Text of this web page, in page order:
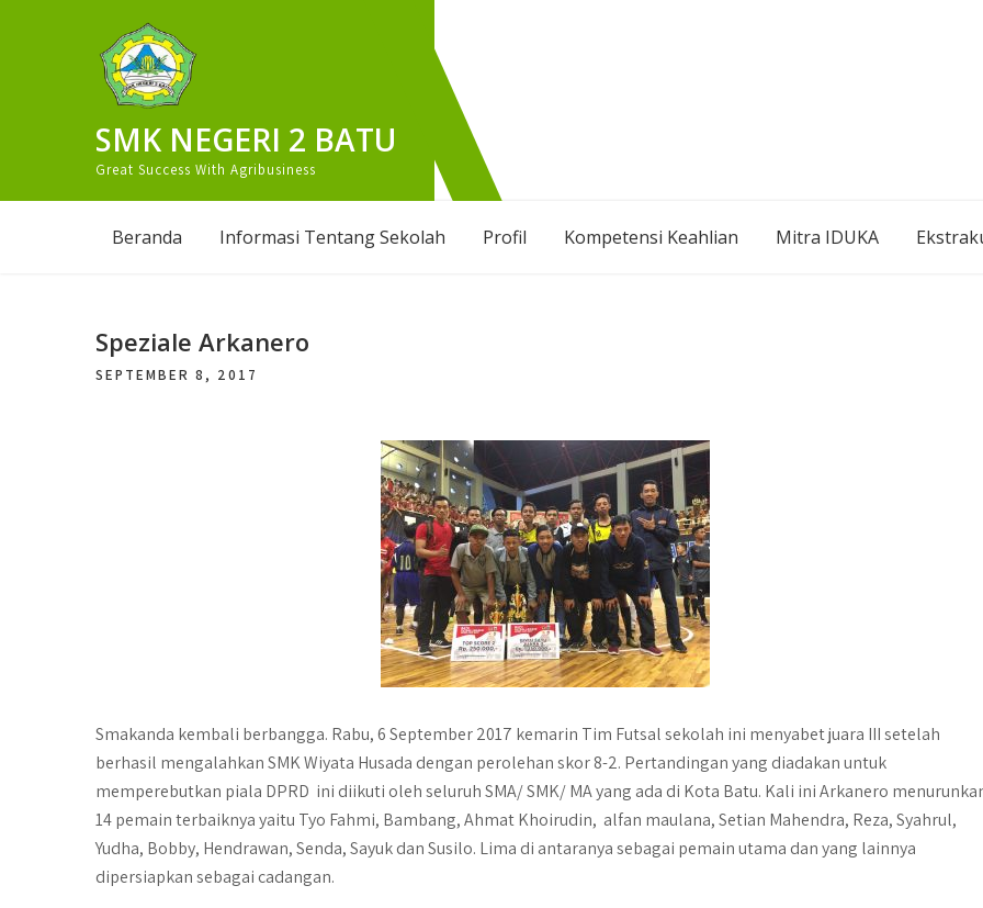
SMK NEGERI 2 BATU
Great Success With Agribusiness
Beranda Informasi Tentang Sekolah Profil Kompetensi Keahlian Mitra IDUKA
Speziale Arkanero
SEPTEMBER 8, 2017
Smakanda kembali berbangga. Rabu, 6 September 2017 kemarin Tim Futsal sekolah ini menyabet juara III setelah
berhasil mengalahkan SMK Wiyata Husada dengan perolehan skor 8-2. Pertandingan yang diadakan untuk
memperebutkan piala DPRD ini diikuti oleh seluruh SMA/ SMK/ MA yang ada di Kota Batu. Kali ini Arkanero
14 pemain terbaiknya yaitu Tyo Fahmi, Bambang, Ahmat Khoirudin, alfan maulana, Setian Mahendra, Reza, Syahrul,
Yudha, Bobby, Hendrawan, Senda, Sayuk dan Susilo. Lima di antaranya sebagai pemain utama dan yang lainnya
dipersiapkan sebagai cadangan.